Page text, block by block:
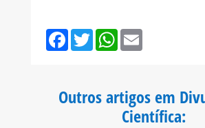
F
o
T
w
r
W
p
p
E
Outros artigos em
Científica: